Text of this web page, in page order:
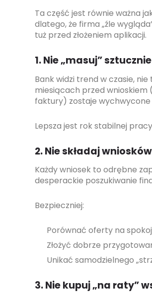
Ta część jest równie ważna
dlatego, że firma „źle
tuż przed złożeniem aplikacji.
1. Nie „masuj”
Bank widzi trend w czasie,
miesiącach przed wnioskiem
faktury) zostaje wychwycone
Lepsza jest rok stabilnej
2. Nie składaj
Każdy wniosek to odrębne
desperackie poszukiwanie
Bezpieczniej:
Porównać oferty na
Złożyć dobrze
Unikać samodzielnego
3. Nie kupuj „na raty”